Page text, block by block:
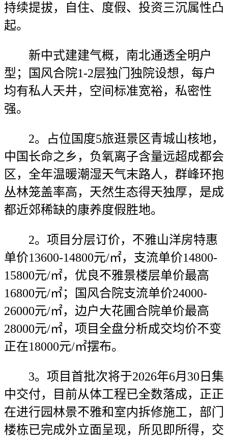
持续提拔，自住、度假、投资三沉属性凸
起。
新中式建建气概，南北通透全明户
型；国风合院1-2层独门独院设想，每户
均有私人天井，空间标准宽裕，私密性
强。
2。占位国度5旅逛景区青城山核地，
中国长命之乡，负氧离子含量远超成都会
区，全年温暖潮湿天气末路人，群峰环抱
丛林笼盖率高，天然生态得天独厚，是成
都近郊稀缺的康养度假胜地。
2。项目分层订价，不雅山洋房特惠
单价13600-14800元/㎡，支流单价14800-
15800元/㎡，优良不雅景楼层单价最高
16800元/㎡；国风合院支流单价24000-
26000元/㎡，边户大花圃合院单价最高
28000元/㎡，项目全盘分析成交均价不变
正在18000元/㎡摆布。
3。项目首批次将于2026年6月30日集
中交付，目前从体工程已全数落成，正正
在进行园林景不雅和室内拆修施工，部门
楼栋已完成外立面呈现，所见即所得，交